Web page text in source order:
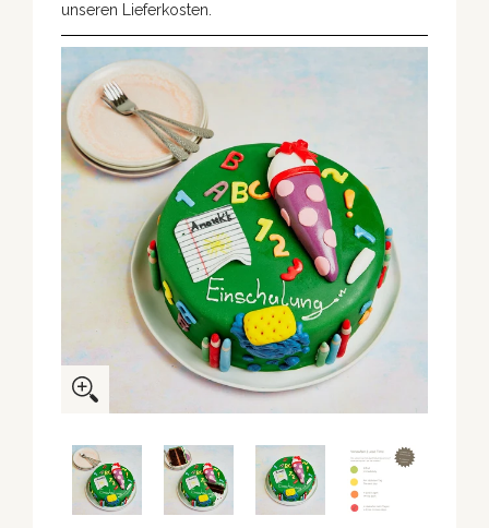
unseren Lieferkosten.